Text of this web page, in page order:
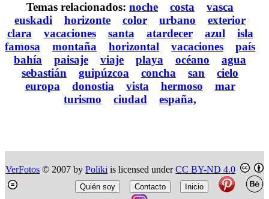
Temas relacionados: noche costa
vasca
euskadi
horizonte color urbano
exterior
clara
vacaciones santa atardecer azul
isla
famosa
montaña horizontal vacaciones
país
bahía
paisaje viaje playa océano
agua
sebastián
guipúzcoa concha san
cielo
europa
donostia vista hermoso
mar
turismo
ciudad españa,
VerFotos © 2007 byPoliki is licensed underCC BY-ND 4.0
Quién soy Contacto Inicio